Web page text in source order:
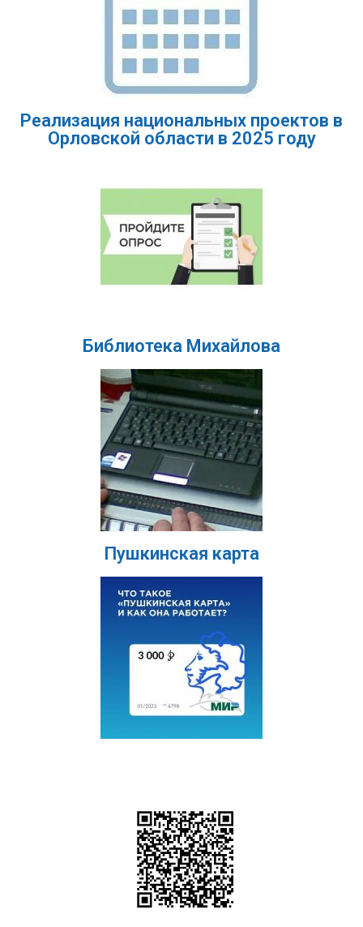
Реализация национальных проектов в
Орловской области в 2025 году
Библиотека Михайлова
Пушкинская карта